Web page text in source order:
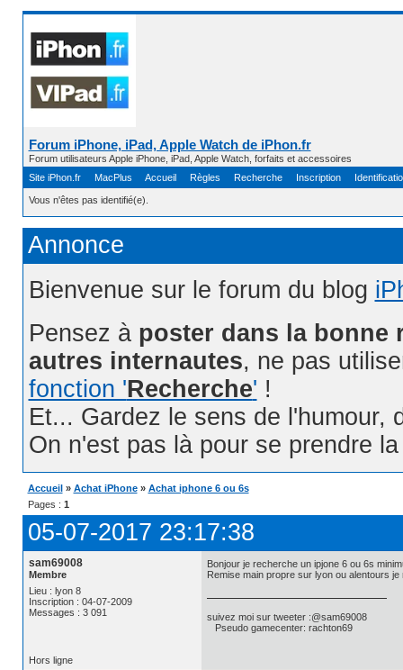
Forum iPhone, iPad, Apple Watch de iPhon.fr
Forum utilisateurs Apple iPhone, iPad, Apple Watch, forfaits et accessoires
Site iPhon.fr
MacPlus Accueil Règles Recherche Inscription
Vous n'êtes pas identifié(e).
Annonce
Bienvenue sur le forum du blog
Pensez à poster dans la bonne
autres internautes, ne pas
fonction 'Recherche' !
Et... Gardez le sens de l'humour,
On n'est pas là pour se prendre
Accueil » Achat iPhone » Achat iphone 6 ou 6s
Pages : 1
05-07-2017 23:17:38
sam69008
Membre
Lieu : lyon 8
Inscription : 04-07-2009
Messages : 3 091
Bonjour je recherche un ipjone 6 ou 6s
Remise main propre sur lyon ou alentours je
suivez moi sur tweeter :@sam69008
Pseudo gamecenter: rachton69
Hors ligne